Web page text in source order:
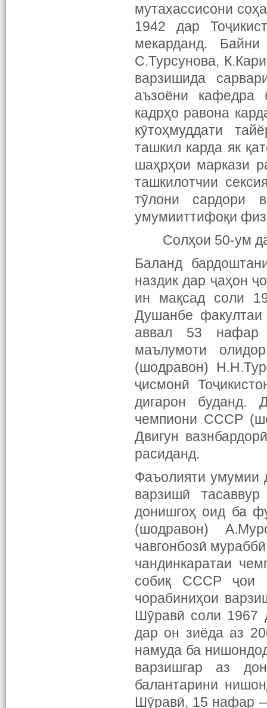
мутахассисони
1942 дар
мекарданд.
С.Турсунова,
варзишида
аъзоёни кафедра
кадрҳо равона
кӯтоҳмуддати
ташкил карда як
шаҳрҳои маркази
ташкилотчии
тӯлони сардори
умумииттифоқи
Солҳои 50-ум
Баланд
наздик дар ҷаҳон
ин мақсад соли
Душанбе
аввал 53 нафар
маълумоти
(шодравон)
ҷисмонӣ
дигарон буданд.
чемпиони СССР
Двигун
расиданд.
Фаъолияти умумии
варзишӣ
донишгоҳ оид ба
(шодравон)
чавгонбозӣ
чандинкаратаи
собиқ СССР ҷои
чорабиниҳои
Шӯравӣ соли 1967
дар он зиёда аз
намуда ба
варзишгар аз
балантарини
Шӯравӣ, 15 нафар